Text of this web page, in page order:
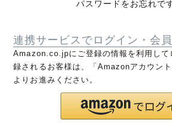
パスワードをお忘れで
連携サービスでログイン・会
Amazon.co.jpにご登録の情報を利用して
録されるお客様は、「Amazonアカウン
よりお進みください。